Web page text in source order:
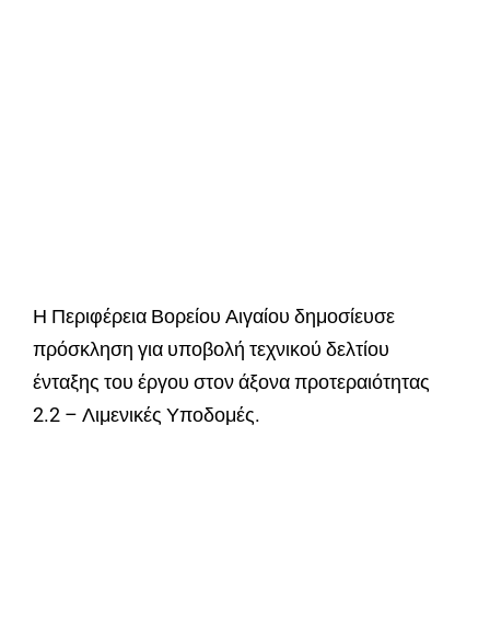
Η Περιφέρεια Βορείου Αιγαίου δημοσίευσε
πρόσκληση για υποβολή τεχνικού δελτίου
ένταξης του έργου στον άξονα προτεραιότητας
2.2 – Λιμενικές Υποδομές.